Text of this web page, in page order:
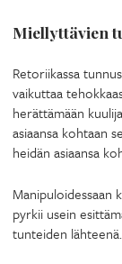
Miellyttävien
Retoriikassa
vaikuttaa
herättämään
asiaansa kohtaan
heidän asiaansa
Manipuloidessaan
pyrkii usein
tunteiden lähteenä.